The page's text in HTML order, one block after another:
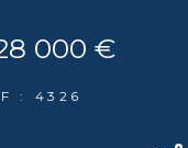
000 €
: 4326